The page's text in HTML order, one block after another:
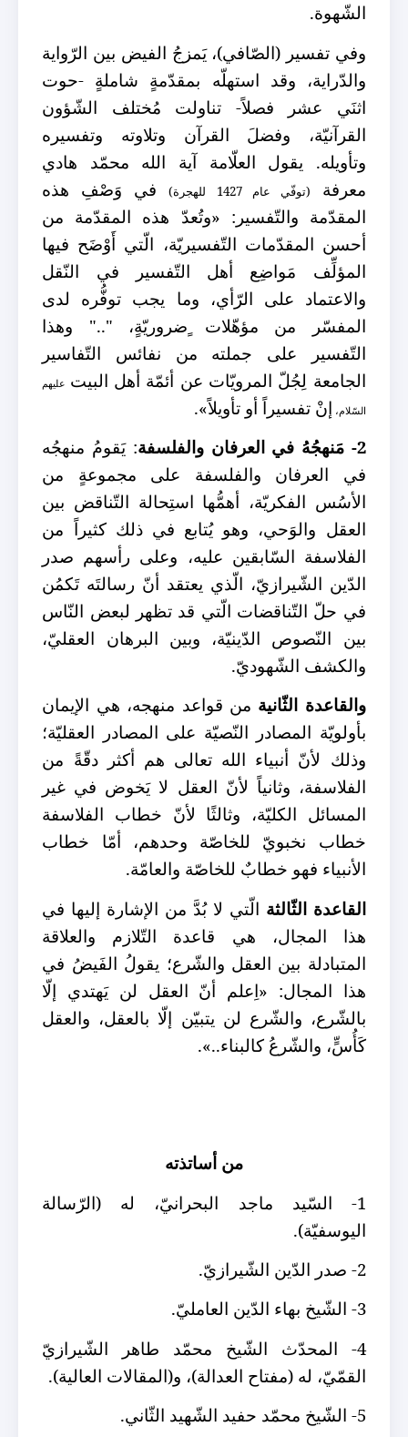
الشّهوة.
وفي تفسير (الصّافي)، يَمزجُ الفيض بين الرّواية
والدّراية، وقد استهلّه بمقدّمةٍ شاملةٍ -حوت
اثنَي عشر فصلاً- تناولت مُختلف الشّؤون
القرآنيّة، وفضلَ القرآن
وتلاوته وتفسيره
وتأويله.
يقول العلّامة آية الله محمّد هادي
معرفة
(توفّي عام 1427 للهجرة)
في وَصْفِ هذه
المقدّمة والتّفسير : «وتُعدّ هذه المقدّمة من
أحسن المقدّمات التّفسيريّة، الّتي أَوْضَح فيها
المؤلِّف مَواضِع أهل التّفسير في
النّقل
والاعتماد على الرّأي، وما يجب توفُّره لدى
المفسّر من مؤهّلات
ٍضروريّةٍ، ".." وهذا
التّفسير على جملته من نفائس التّفاسير
الجامعة لِجُلّ المرويّات عن أئمّة أهل البيت عليهم
السّلام، إنْ تفسيراً أو تأويلاً».
2- مَنهجُهُ في العرفان والفلسفة
: يَقومُ منهجُه
في العرفان والفلسفة على مجموعةٍ من
الأسُس الفكريّة، أهمُّها استِحالة التّناقض بين
العقل والوَحي، وهو يُتابع في ذلك كثيراً من
الفلاسفة السّابقين عليه، وعلى رأسهم صدر
الدّين الشّيرازيّ، الّذي يعتقد أنّ رسالتَه تَكمُن
في حلّ التّناقضات الّتي قد تظهر لبعض النّاس
بين النّصوص الدّينيّة، وبين البرهان العقليّ،
والكشف الشّهوديّ.
والقاعدة الثّانية من قواعد منهجه، هي الإيمان
بأولويّة المصادر النّصيّة على المصادر العقليّة؛
وذلك لأنّ أنبياء الله تعالى هم أكثر دقّةً من
الفلاسفة، وثانياً لأنّ العقل لا يَخوض في غير
المسائل الكليّة، وثالثًا لأنّ خطاب الفلاسفة
خطاب نخبويّ للخاصّة وحدهم، أمّا خطاب
الأنبياء فهو خطابٌ للخاصّة والعامّة.
القاعدة الثّالثة الّتي لا بُدَّ من الإشارة إليها في
هذا المجال، هي قاعدة التّلازم والعلاقة
المتبادلة بين العقل والشّرع؛ يقولُ الفَيضُ في
هذا المجال: «اِعلم أنّ العقل لن يَهتدي إلّا
بالشّرع، والشّرع لن يتبيّن إلّا بالعقل، والعقل
كَأُسٍّ، والشّرعُ كالبناء..».
من أساتذته
1- السّيد ماجد البحرانيّ، له (الرّسالة
اليوسفيّة).
2- صدر الدّين الشّيرازيّ.
3- الشّيخ بهاء الدّين العامليّ.
4- المحدّث الشّيخ محمّد طاهر الشّيرازيّ
القمّيّ، له (مفتاح العدالة)، و(المقالات العالية).
5- الشّيخ محمّد حفيد الشّهيد الثّاني.